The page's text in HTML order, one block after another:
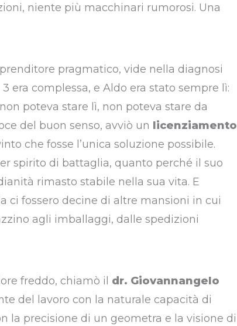
niente più macchinari rumorosi. Una
pragmatico, vide nella diagnosi
era complessa, e Aldo era stato sempre lì:
poteva stare lì, non poteva stare da
del buon senso, avviò un licenziamento
che fosse l’unica soluzione possibile.
spirito di battaglia, quanto perché il suo
rimasto stabile nella sua vita. E
ci fossero decine di altre mansioni in cui
agli imballaggi, dalle spedizioni
freddo, chiamò il dr. Giovannangelo
del lavoro con la naturale capacità di
la precisione di un geometra e la visione di